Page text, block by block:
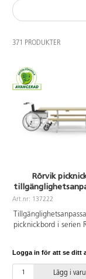
371 PRODUKTER
Rörvik
195x70 H72
Art.nr: 137222
picknickbord i serien
behandling med
träolja innan
Logga in för att se ditt
Lägg i